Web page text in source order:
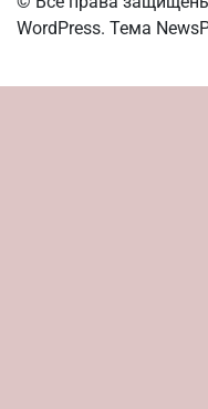
WordPress. Тема